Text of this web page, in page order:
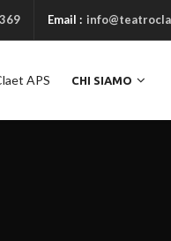
Email :
APS CHI SIAMO